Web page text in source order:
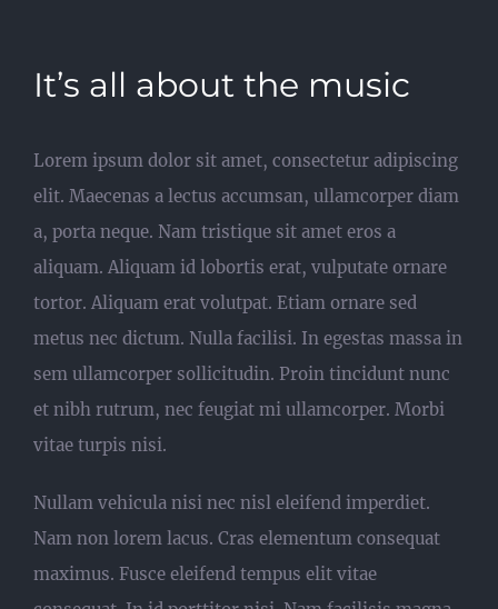
It’s all about the music
Lorem ipsum dolor sit amet, consectetur adipiscing
elit. Maecenas a lectus accumsan, ullamcorper diam
a, porta neque. Nam tristique sit amet eros a
aliquam. Aliquam id lobortis erat, vulputate ornare
tortor. Aliquam erat volutpat. Etiam ornare sed
metus nec dictum. Nulla facilisi. In egestas massa in
sem ullamcorper sollicitudin. Proin tincidunt nunc
et nibh rutrum, nec feugiat mi ullamcorper. Morbi
vitae turpis nisi.
Nullam vehicula nisi nec nisl eleifend imperdiet.
Nam non lorem lacus. Cras elementum consequat
maximus. Fusce eleifend tempus elit vitae